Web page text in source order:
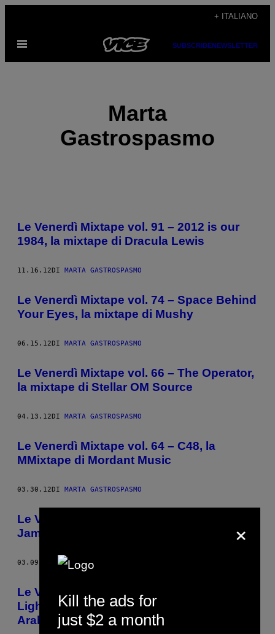
contenuto
+ ITALIANO
Apri
menu
SUBSCRIBENEWSLETTER
Marta
Gastrospasmo
POSTS
BY
THIS
Le Venerdì Mixtape vol. 91 – 2012 is our
1984, la mixtape di Dracula Lewis
11.16.12DI MARTA GASTROSPASMO
Le Venerdì Mixtape vol. 74 – Space Behind
Your Eyes, la mixtape di Mushy
06.15.12DI MARTA GASTROSPASMO
Le Venerdì Mixtape vol. 66 – The Operator,
la mixtape di Stellar OM Source
04.13.12DI MARTA GASTROSPASMO
Le Venerdì Mixtape vol. 64 – C48, la
MMixtape di Mordant Music
03.30.12DI MARTA GASTROSPASMO
Le Venerdì Mixtape Vol. 61 – Pump Up The
Jam, la mixtape di Polysick
03.09.12 DIMARTA GASTROSPASMO
Le Venerdì Mixtape Vol. 49 – Sequences Of
Light & Darkness, la mixtape di Rainbow
Arabia
×
Kill the ads for
just $2 a month